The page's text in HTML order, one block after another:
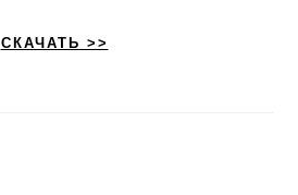
СКАЧАТЬ >>